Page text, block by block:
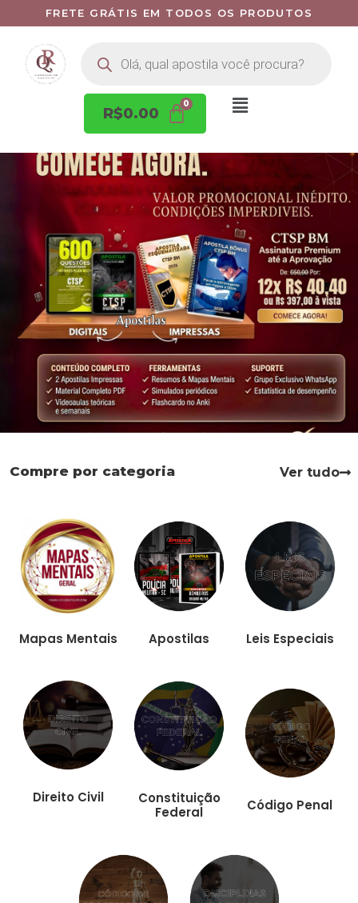
FRETE GRÁTIS EM TODOS OS PRODUTOS
R$0.00
Compre por categoria Ver tudo
Mapas Mentais Apostilas Leis Especiais
Direito Civil
Constituição
Federal
Código Penal